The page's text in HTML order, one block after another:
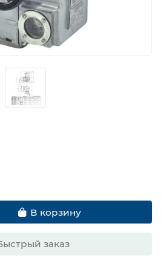
В корзину
заказ